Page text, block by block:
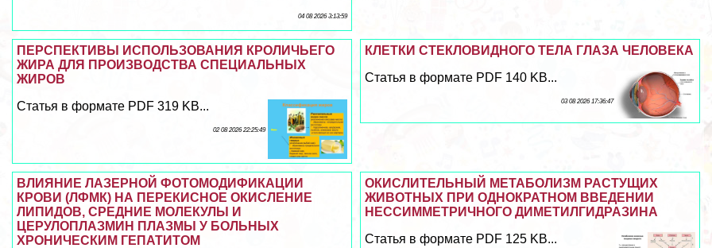
04 08 2026 3:13:59
КЛЕТКИ СТЕКЛОВИДНОГО ТЕЛА ГЛАЗА ЧЕЛОВЕКА
Статья в формате PDF 140 KB...
03 08 2026 17:36:47
ПЕРСПЕКТИВЫ ИСПОЛЬЗОВАНИЯ КРОЛИЧЬЕГО
ЖИРА ДЛЯ ПРОИЗВОДСТВА СПЕЦИАЛЬНЫХ
ЖИРОВ
Статья в формате PDF 319 KB...
02 08 2026 22:25:49
ОКИСЛИТЕЛЬНЫЙ МЕТАБОЛИЗМ РАСТУЩИХ
ЖИВОТНЫХ ПРИ ОДНОКРАТНОМ ВВЕДЕНИИ
НЕССИММЕТРИЧНОГО ДИМЕТИЛГИДРАЗИНА
Статья в формате PDF 125 KB...
ВЛИЯНИЕ ЛАЗЕРНОЙ ФОТОМОДИФИКАЦИИ
КРОВИ (ЛФМК) НА ПЕРЕКИСНОЕ ОКИСЛЕНИЕ
ЛИПИДОВ, СРЕДНИЕ МОЛЕКУЛЫ И
ЦЕРУЛОПЛАЗМИН ПЛАЗМЫ У БОЛЬНЫХ
ХРОНИЧЕСКИМ ГЕПАТИТОМ